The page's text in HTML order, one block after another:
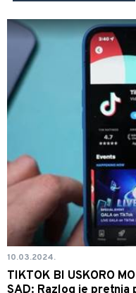
10.03.2024.
TIKTOK BI USKORO